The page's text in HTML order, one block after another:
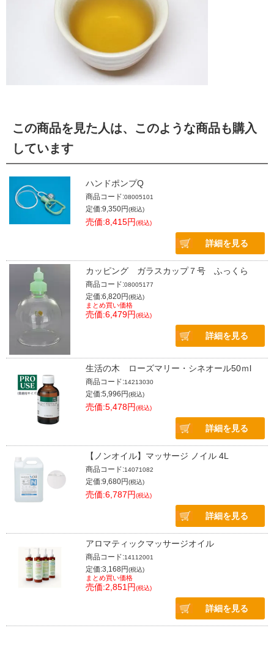
この商品を見た人は、このような商品も購入
しています
ハンドポンプQ
商品コード:08005101
定価:9,350円(税込)
売価:8,415円(税込)
詳細を見る
カッピング ガラスカップ７号 ふっくら
商品コード:08005177
定価:6,820円(税込)
まとめ買い価格
売価:6,479円(税込)
詳細を見る
生活の木 ローズマリー・シネオール50ｍl
商品コード:14213030
定価:5,996円(税込)
売価:5,478円(税込)
詳細を見る
【ノンオイル】マッサージ ノイル 4L
商品コード:14071082
定価:9,680円(税込)
売価:6,787円(税込)
詳細を見る
アロマティックマッサージオイル
商品コード:14112001
定価:3,168円(税込)
まとめ買い価格
売価:2,851円(税込)
詳細を見る